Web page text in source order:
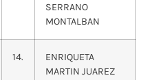
SERRANO
MONTALBAN
14.
ENRIQUETA
MARTIN JUAREZ